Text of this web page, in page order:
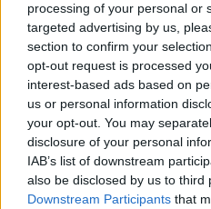
processing of your personal or
targeted advertising by us,
section to confirm your
opt-out request is processed
interest-based ads based on
us or personal information
your opt-out. You may
disclosure of your personal
IAB’s list of downstream
also be disclosed by us to third
Downstream Participants that
Σχετικά Άρθρα